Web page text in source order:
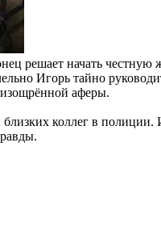
решает начать
Игорь тайно
аферы.
близких коллег в